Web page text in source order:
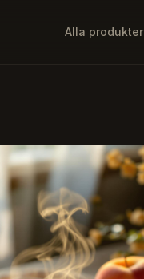
Alla produkter